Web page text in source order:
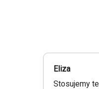
Eliza
Stosujemy